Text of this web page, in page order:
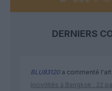
DERNIERS
BLU83120 a commenté
Incivilités à Bangkok : 22